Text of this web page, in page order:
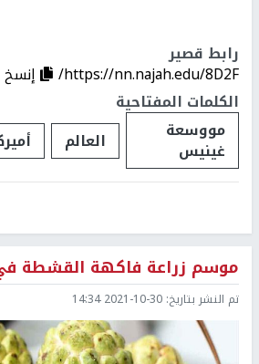
رابط قصير
https://nn.najah.edu/8D2F/
إنسخ
الكلمات المفتاحية
مووسعة
غينيس العالم
موسم زراعة فاكهة القشطة
تم النشر بتاريخ: 2021-10-30 14:34